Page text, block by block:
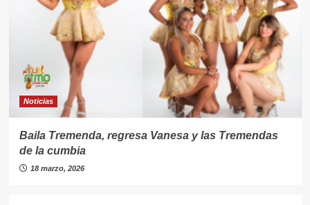
Noticias
Baila Tremenda, regresa Vanesa y las Tremendas
de la cumbia
18 marzo, 2026